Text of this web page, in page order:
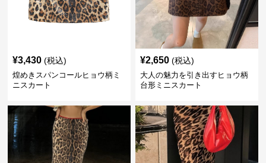
¥3,430 (税込)
煌めきスパンコールヒョウ柄ミ
ニスカート
¥2,650 (税込)
大人の魅力を引き出すヒョウ柄
台形ミニスカート